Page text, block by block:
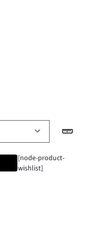
[node-product-
wishlist]